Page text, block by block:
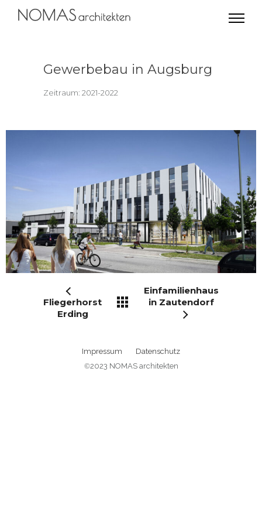
Gewerbebau in Augsburg
Zeitraum: 2021-2022
Fliegerhorst
Erding
Einfamilienhaus
in Zautendorf
Impressum
Datenschutz
©2023 NOMAS architekten